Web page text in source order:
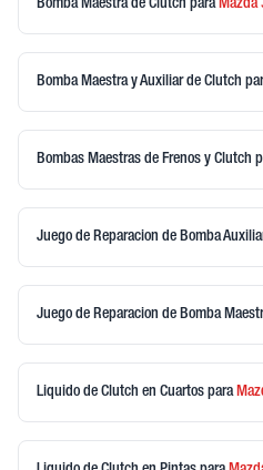
Bomba Maestra de Clutch para Mazda
Bomba Maestra y Auxiliar de Clutch
Bombas Maestras de Frenos y Clutch
Juego de Reparacion de Bomba
Juego de Reparacion de Bomba
Liquido de Clutch en Cuartos para